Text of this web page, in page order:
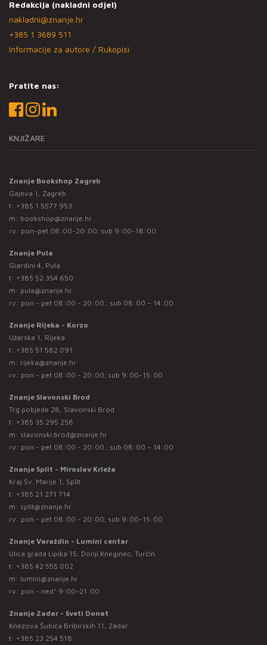
Redakcija (nakladni odjel)
nakladni@znanje.hr
+385 1 3689 511
Informacije za autore / Rukopisi
Pratite nas:
KNJIŽARE
Znanje Bookshop Zagreb
Gajeva 1, Zagreb
t: +385 1 5577 953
m: bookshop@znanje.hr
rv: pon-pet 08:00-20:00; sub 9:00-18:00
Znanje Pula
Giardini 4, Pula
t: +385 52 354 650
m: pula@znanje.hr
rv: pon - pet 08:00 - 20:00 ; sub 08:00 – 14:00
Znanje Rijeka - Korzo
Užarska 1, Rijeka
t: +385 51 582 091
m: rijeka@znanje.hr
rv: pon - pet 08:00 - 20:00; sub 9:00-15:00
Znanje Slavonski Brod
Trg pobjede 28, Slavonski Brod
t: +385 35 295 258
m: slavonski.brod@znanje.hr
rv: pon - pet 08:00 - 20:00 ; sub 08:00 – 14:00
Znanje Split - Miroslav Krleža
Kraj Sv. Marije 1, Split
t: +385 21 271 714
m: split@znanje.hr
rv: pon - pet 08:00 - 20:00; sub 9:00-15:00
Znanje Varaždin - Lumini centar
Ulica grada Lipika 15, Donji Kneginec, Turčin
t: +385 42 555 002
m: lumini@znanje.hr
rv: pon - ned* 9:00-21:00
Znanje Zadar - Sveti Donat
Knezova Šubića Bribirskih 11, Zadar
t: +385 23 254 518